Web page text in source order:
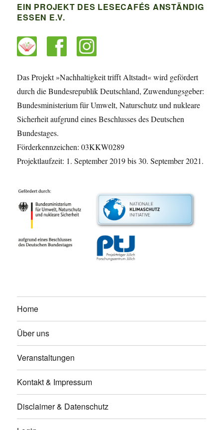
EIN PROJEKT DES LESECAFÉS ANSTÄNDIG
ESSEN E.V.
Das Projekt »Nachhaltigkeit trifft Altstadt« wird gefördert
durch die Bundesrepublik Deutschland, Zuwendungsgeber:
Bundesministerium für Umwelt, Naturschutz und nukleare
Sicherheit aufgrund eines Beschlusses des Deutschen
Bundestages.
Förderkennzeichen: 03KKW0289
Projektlaufzeit: 1. September 2019 bis 30. September 2021.
Home
Über uns
Veranstaltungen
Kontakt & Impressum
Disclaimer & Datenschutz